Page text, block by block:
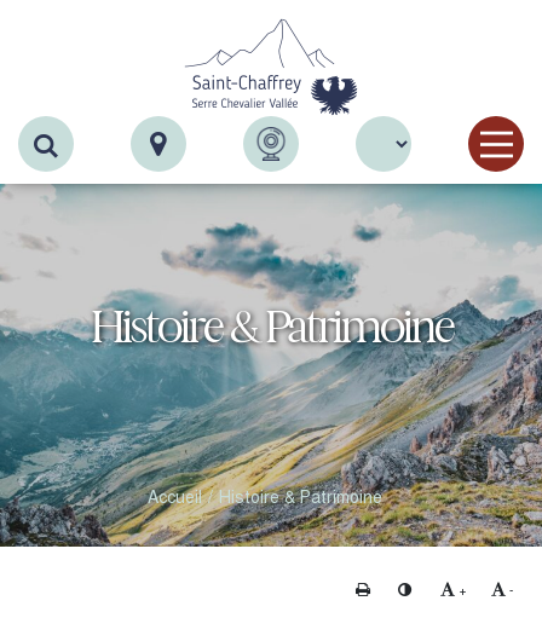
Recherche
Histoire & Patrimoine
Accueil Histoire & Patrimoine
Imprimer Changer le contraste
+ Agrandir le
-